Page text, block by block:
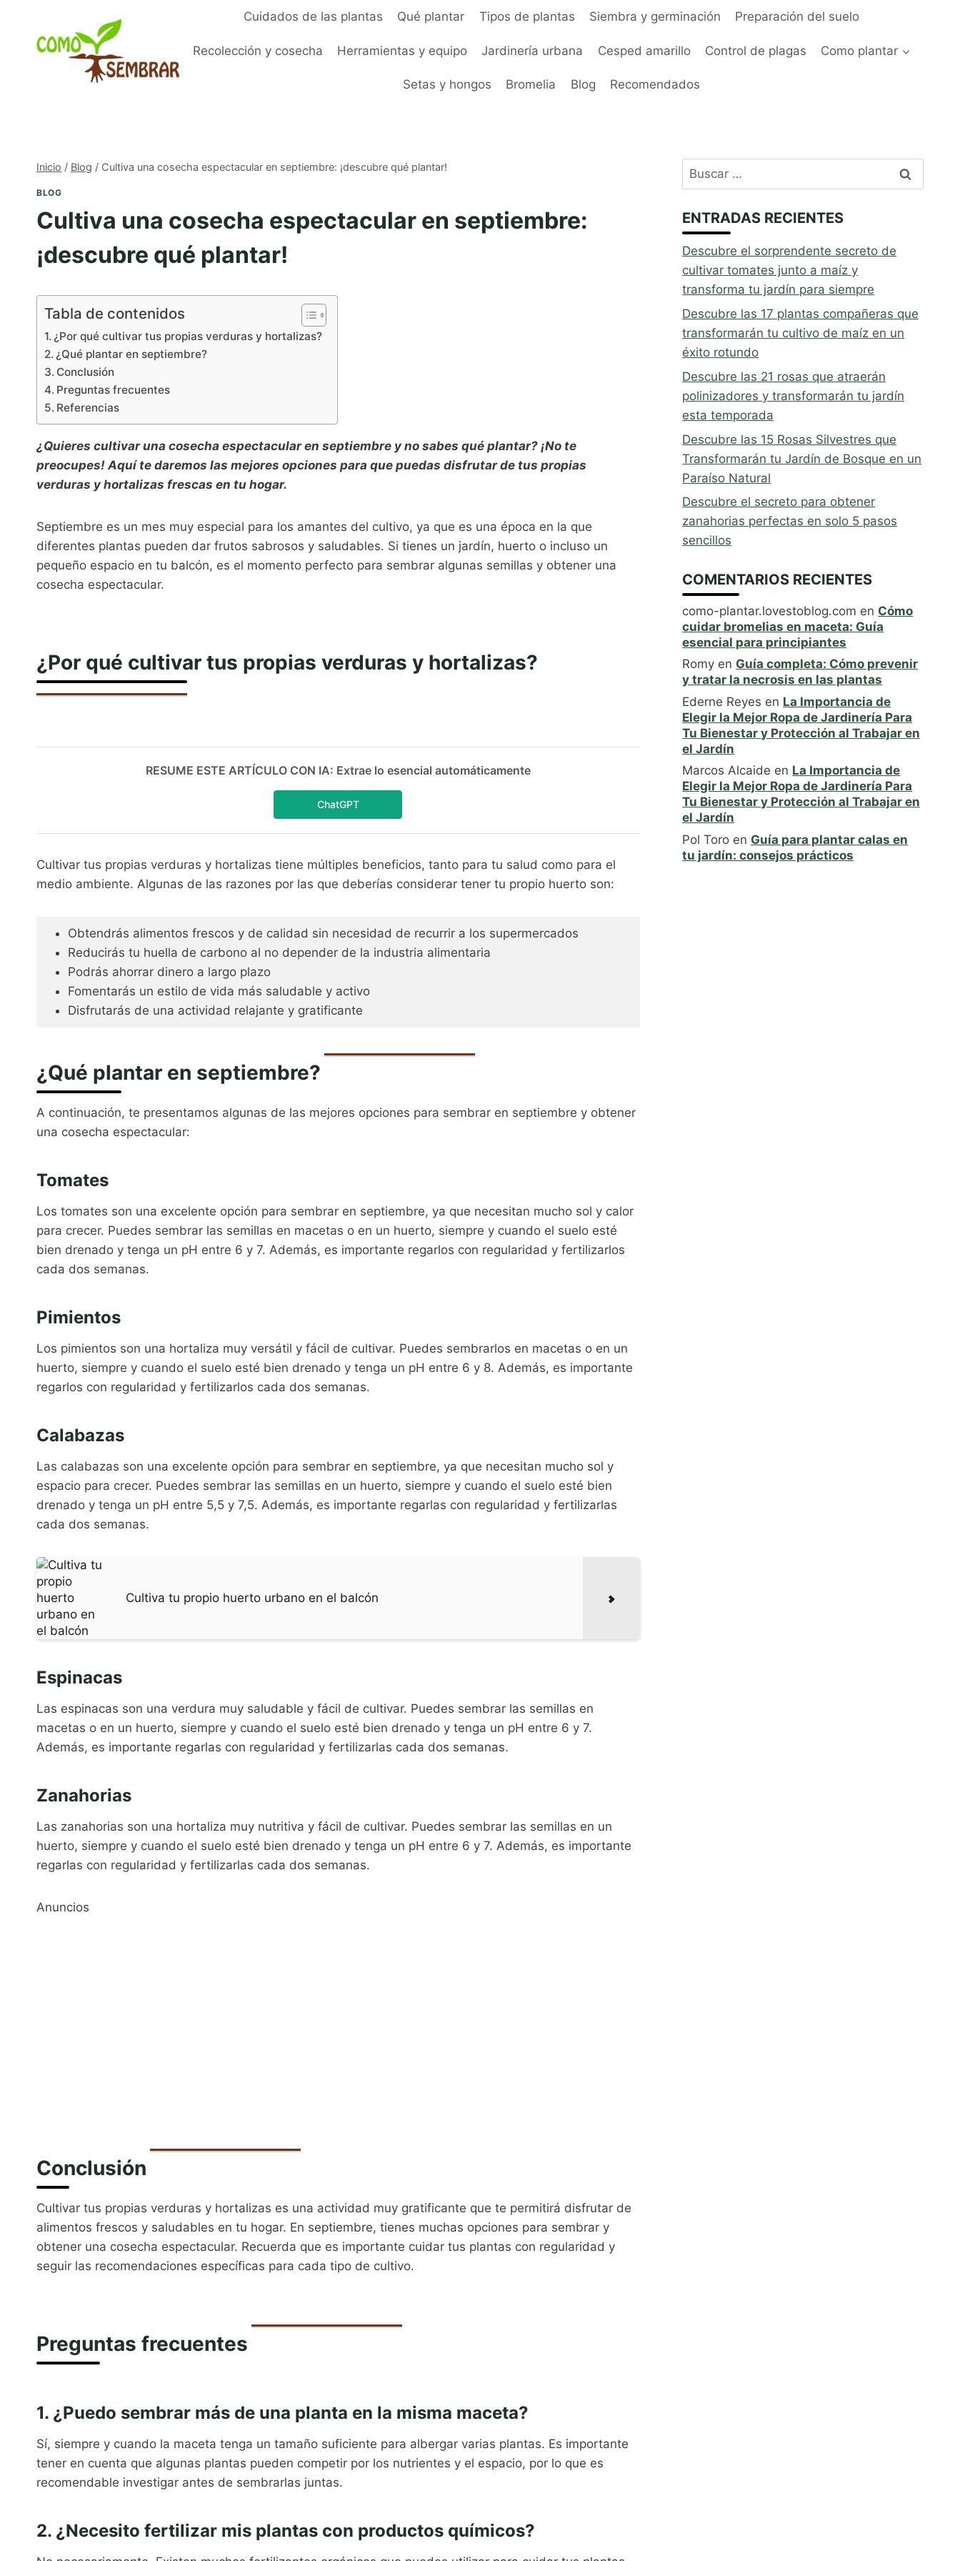
contenido
Cuidados de las plantas Qué plantar Tipos de plantas Siembra y germinación Preparación del suelo
Recolección y cosecha Herramientas y equipo Jardinería urbana Cesped amarillo Control de plagas Como plantar
Setas y hongos Bromelia Blog Recomendados
Inicio / Blog / Cultiva una cosecha espectacular en septiembre: ¡descubre qué plantar!
BLOG
Cultiva una cosecha espectacular en septiembre:
¡descubre qué plantar!
Tabla de contenidos
¿Por qué cultivar tus propias verduras y hortalizas?
¿Qué plantar en septiembre?
Conclusión
Preguntas frecuentes
Referencias
¿Quieres cultivar una cosecha espectacular en septiembre y no sabes qué plantar? ¡No te
preocupes! Aquí te daremos las mejores opciones para que puedas disfrutar de tus propias
verduras y hortalizas frescas en tu hogar.
Septiembre es un mes muy especial para los amantes del cultivo, ya que es una época en la que
diferentes plantas pueden dar frutos sabrosos y saludables. Si tienes un jardín, huerto o incluso un
pequeño espacio en tu balcón, es el momento perfecto para sembrar algunas semillas y obtener una
cosecha espectacular.
¿Por qué cultivar tus propias verduras y hortalizas?
RESUME ESTE ARTÍCULO CON IA: Extrae lo esencial automáticamente
ChatGPT
Cultivar tus propias verduras y hortalizas tiene múltiples beneficios, tanto para tu salud como para el
medio ambiente. Algunas de las razones por las que deberías considerar tener tu propio huerto son:
Obtendrás alimentos frescos y de calidad sin necesidad de recurrir a los supermercados
Reducirás tu huella de carbono al no depender de la industria alimentaria
Podrás ahorrar dinero a largo plazo
Fomentarás un estilo de vida más saludable y activo
Disfrutarás de una actividad relajante y gratificante
¿Qué plantar en septiembre?
A continuación, te presentamos algunas de las mejores opciones para sembrar en septiembre y obtener
una cosecha espectacular:
Tomates
Los tomates son una excelente opción para sembrar en septiembre, ya que necesitan mucho sol y calor
para crecer. Puedes sembrar las semillas en macetas o en un huerto, siempre y cuando el suelo esté
bien drenado y tenga un pH entre 6 y 7. Además, es importante regarlos con regularidad y fertilizarlos
cada dos semanas.
Pimientos
Los pimientos son una hortaliza muy versátil y fácil de cultivar. Puedes sembrarlos en macetas o en un
huerto, siempre y cuando el suelo esté bien drenado y tenga un pH entre 6 y 8. Además, es importante
regarlos con regularidad y fertilizarlos cada dos semanas.
Calabazas
Las calabazas son una excelente opción para sembrar en septiembre, ya que necesitan mucho sol y
espacio para crecer. Puedes sembrar las semillas en un huerto, siempre y cuando el suelo esté bien
drenado y tenga un pH entre 5,5 y 7,5. Además, es importante regarlas con regularidad y fertilizarlas
cada dos semanas.
Cultiva tu propio huerto urbano en el balcón
Espinacas
Las espinacas son una verdura muy saludable y fácil de cultivar. Puedes sembrar las semillas en
macetas o en un huerto, siempre y cuando el suelo esté bien drenado y tenga un pH entre 6 y 7.
Además, es importante regarlas con regularidad y fertilizarlas cada dos semanas.
Zanahorias
Las zanahorias son una hortaliza muy nutritiva y fácil de cultivar. Puedes sembrar las semillas en un
huerto, siempre y cuando el suelo esté bien drenado y tenga un pH entre 6 y 7. Además, es importante
regarlas con regularidad y fertilizarlas cada dos semanas.
Anuncios
Conclusión
Cultivar tus propias verduras y hortalizas es una actividad muy gratificante que te permitirá disfrutar de
alimentos frescos y saludables en tu hogar. En septiembre, tienes muchas opciones para sembrar y
obtener una cosecha espectacular. Recuerda que es importante cuidar tus plantas con regularidad y
seguir las recomendaciones específicas para cada tipo de cultivo.
Preguntas frecuentes
1. ¿Puedo sembrar más de una planta en la misma maceta?
Sí, siempre y cuando la maceta tenga un tamaño suficiente para albergar varias plantas. Es importante
tener en cuenta que algunas plantas pueden competir por los nutrientes y el espacio, por lo que es
recomendable investigar antes de sembrarlas juntas.
2. ¿Necesito fertilizar mis plantas con productos químicos?
Buscar:
ENTRADAS RECIENTES
Descubre el sorprendente secreto de
cultivar tomates junto a maíz y
transforma tu jardín para siempre
Descubre las 17 plantas compañeras que
transformarán tu cultivo de maíz en un
éxito rotundo
Descubre las 21 rosas que atraerán
polinizadores y transformarán tu jardín
esta temporada
Descubre las 15 Rosas Silvestres que
Transformarán tu Jardín de Bosque en un
Paraíso Natural
Descubre el secreto para obtener
zanahorias perfectas en solo 5 pasos
sencillos
COMENTARIOS RECIENTES
como-plantar.lovestoblog.com en Cómo
cuidar bromelias en maceta: Guía
esencial para principiantes
Romy en Guía completa: Cómo prevenir
y tratar la necrosis en las plantas
Ederne Reyes en La Importancia de
Elegir la Mejor Ropa de Jardinería Para
Tu Bienestar y Protección al Trabajar en
el Jardín
Marcos Alcaide en La Importancia de
Elegir la Mejor Ropa de Jardinería Para
Tu Bienestar y Protección al Trabajar en
el Jardín
Pol Toro en Guía para plantar calas en
tu jardín: consejos prácticos